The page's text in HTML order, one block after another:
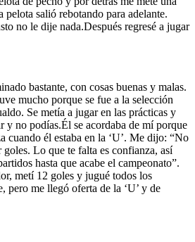
pelota salió rebotando para adelante.
no le dije nada.Después regresé a jugar
bastante, con cosas buenas y malas.
mucho porque se fue a la selección
Se metía a jugar en las prácticas y
no podías.Él se acordaba de mí porque
cuando él estaba en la ‘U’. Me dijo: “No
goles. Lo que te falta es confianza, así
hasta que acabe el campeonato”.
metí 12 goles y jugué todos los
pero me llegó oferta de la ‘U’ y de